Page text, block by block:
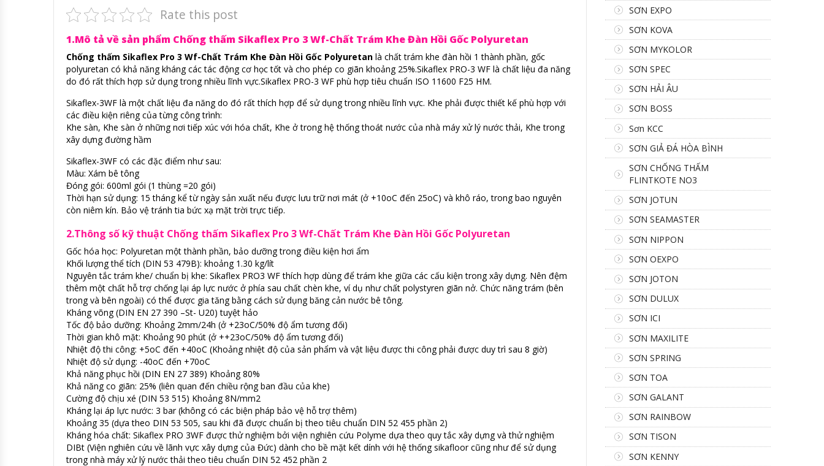
Rate this post
1.Mô tả về sản phẩm Chống thấm Sikaflex Pro 3 Wf-Chất Trám Khe Đàn Hồi Gốc Polyuretan
Chống thấm Sikaflex Pro 3 Wf-Chất Trám Khe Đàn Hồi Gốc Polyuretan là chất trám khe đàn hồi 1 thành phần, gốc
polyuretan có khả năng kháng các tác động cơ học tốt và cho phép co giãn khoảng 25%.Sikaflex PRO-3 WF là chất liệu đa năng
do đó rất thích hợp sử dụng trong nhiều lĩnh vực.Sikaflex PRO-3 WF phù hợp tiêu chuẩn ISO 11600 F25 HM.
Sikaflex-3WF là một chất liệu đa năng do đó rất thích hợp để sử dụng trong nhiều lĩnh vực. Khe phải được thiết kế phù hợp với
các điều kiện riêng của từng công trình:
Khe sàn, Khe sàn ở những nơi tiếp xúc với hóa chất, Khe ở trong hệ thống thoát nước của nhà máy xử lý nước thải, Khe trong
xây dựng đường hầm
Sikaflex-3WF có các đặc điểm như sau:
Màu: Xám bê tông
Đóng gói: 600ml gói (1 thùng =20 gói)
Thời hạn sử dụng: 15 tháng kể từ ngày sản xuất nếu được lưu trữ nơi mát (ở +10oC đến 25oC) và khô ráo, trong bao nguyên
còn niêm kín. Bảo vệ tránh tia bức xạ mặt trời trực tiếp.
2.Thông số kỹ thuật Chống thấm Sikaflex Pro 3 Wf-Chất Trám Khe Đàn Hồi Gốc Polyuretan
Gốc hóa học: Polyuretan một thành phần, bảo dưỡng trong điều kiện hơi ẩm
Khối lượng thể tích (DIN 53 479B): khoảng 1.30 kg/lít
Nguyên tắc trám khe/ chuẩn bị khe: Sikaflex PRO3 WF thích hợp dùng để trám khe giữa các cấu kiện trong xây dựng. Nên đệm
thêm một chất hỗ trợ chống lại áp lực nước ở phía sau chất chèn khe, ví dụ như chất polystyren giãn nở. Chức năng trám (bên
trong và bên ngoài) có thể được gia tăng bằng cách sử dụng băng cản nước bê tông.
Kháng võng (DIN EN 27 390 –St- U20) tuyệt hảo
Tốc độ bảo dưỡng: Khoảng 2mm/24h (ở +23oC/50% độ ẩm tương đối)
Thời gian khô mặt: Khoảng 90 phút (ở ++23oC/50% độ ẩm tương đối)
Nhiệt độ thi công: +5oC đến +40oC (Khoảng nhiệt độ của sản phẩm và vật liệu được thi công phải được duy trì sau 8 giờ)
Nhiệt độ sử dụng: -40oC đến +70oC
Khả năng phục hồi (DIN EN 27 389) Khoảng 80%
Khả năng co giãn: 25% (liên quan đến chiều rộng ban đầu của khe)
Cường độ chịu xé (DIN 53 515) Khoảng 8N/mm2
Kháng lại áp lực nước: 3 bar (không có các biện pháp bảo vệ hỗ trợ thêm)
Khoảng 35 (dựa theo DIN 53 505, sau khi đã được chuẩn bị theo tiêu chuẩn DIN 52 455 phần 2)
Kháng hóa chất: Sikaflex PRO 3WF được thử nghiệm bởi viện nghiên cứu Polyme dựa theo quy tắc xây dựng và thử nghiệm
DIBt (Viện nghiên cứu về lãnh vực xây dựng của Đức) dành cho bề mặt kết dính với hệ thống sikafloor cũng như để sử dụng
trong nhà máy xử lý nước thải theo tiêu chuẩn DIN 52 452 phần 2
SƠN EXPO
SƠN KOVA
SƠN MYKOLOR
SƠN SPEC
SƠN HẢI ÂU
SƠN BOSS
Sơn KCC
SƠN GIẢ ĐÁ HÒA BÌNH
SƠN CHỐNG THẤM
FLINTKOTE NO3
SƠN JOTUN
SƠN SEAMASTER
SƠN NIPPON
SƠN OEXPO
SƠN JOTON
SƠN DULUX
SƠN ICI
SƠN MAXILITE
SƠN SPRING
SƠN TOA
SƠN GALANT
SƠN RAINBOW
SƠN TISON
SƠN KENNY